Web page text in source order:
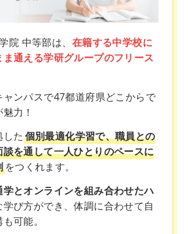
院 中等部は、 在籍する中学校に
通える学研グループのフリース
ャンパスで47都道府県どこからで
力！
た 個別最適化学習で、職員との
を通して一人ひとりのペースに
をつくれます。
学とオンラインを組み合わせたハ
学び方ができ、体調に合わせて自
可能。